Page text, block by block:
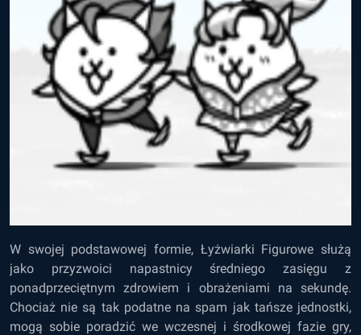
W swojej podstawowej formie, Łyżwiarki Figurowe służą
jako przyzwoici napastnicy średniego zasięgu z
ponadprzeciętnym zdrowiem i obrażeniami na sekundę.
Chociaż nie są tak podatne na spam jak tańsze jednostki,
mogą sobie poradzić we wczesnej i środkowej fazie gry,